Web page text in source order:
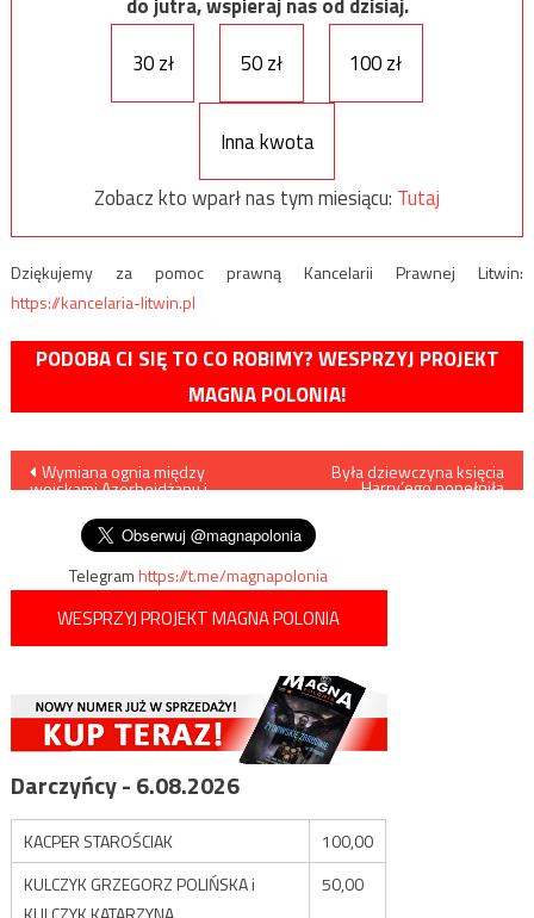
30 zł
50 zł 100 zł
Inna kwota
Zobacz kto wparł nas tym miesiącu: Tutaj
Dziękujemy za pomoc prawną Kancelarii Prawnej Litwin:
https://kancelaria-litwin.pl
PODOBA CI SIĘ TO CO ROBIMY? WESPRZYJ PROJEKT
MAGNA POLONIA!
Nawigacja
wpisu
Wymiana ognia między
wojskami Azerbejdżanu i
Była dziewczyna księcia
Harry’ego popełniła
Telegramhttps://t.me/magnapolonia
WESPRZYJ PROJEKT MAGNA POLONIA
Darczyńcy - 6.08.2026
KACPER STAROŚCIAK
100,00
KULCZYK GRZEGORZ POLIŃSKA i
50,00